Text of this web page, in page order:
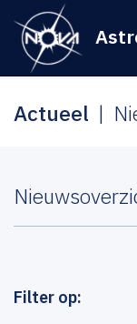
Actueel
Filter op: